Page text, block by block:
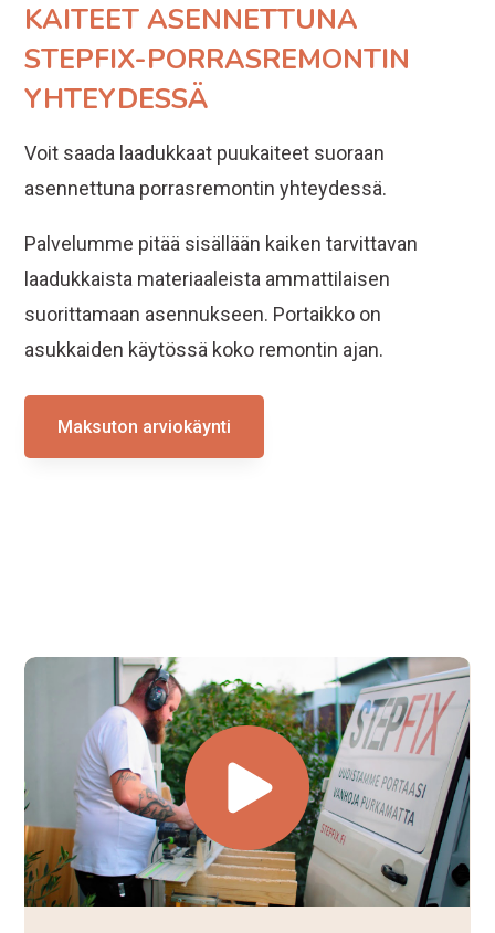
KAITEET ASENNETTUNA
STEPFIX-PORRASREMONTIN
YHTEYDESSÄ
Voit saada laadukkaat puukaiteet suoraan
asennettuna porrasremontin yhteydessä.
Palvelumme pitää sisällään kaiken tarvittavan
laadukkaista materiaaleista ammattilaisen
suorittamaan asennukseen. Portaikko on
asukkaiden käytössä koko remontin ajan.
Maksuton arviokäynti